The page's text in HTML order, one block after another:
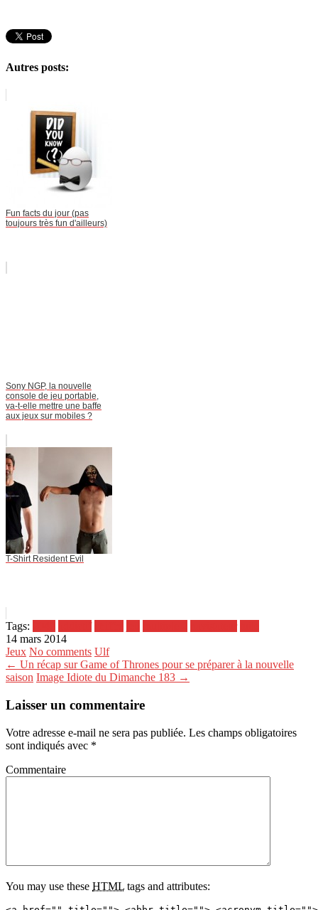
Autres posts:
Fun facts du jour (pas
toujours très fun d'ailleurs)
Sony NGP, la nouvelle
console de jeu portable,
va-t-elle mettre une baffe
aux jeux sur mobiles ?
T-Shirt Resident Evil
Tags:
14 mars 2014
Jeux No comments Ulf
← Un récap sur Game of Thrones pour se préparer à la nouvelle
saison Image Idiote du Dimanche 183 →
Laisser un commentaire
Votre adresse e-mail ne sera pas publiée. Les champs obligatoires
sont indiqués avec *
Commentaire
You may use these HTML tags and attributes: